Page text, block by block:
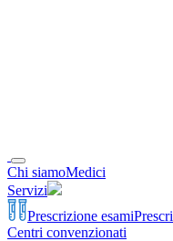
Chi siamoMedici
Servizi
Prescrizione esami
Centri convenzionati